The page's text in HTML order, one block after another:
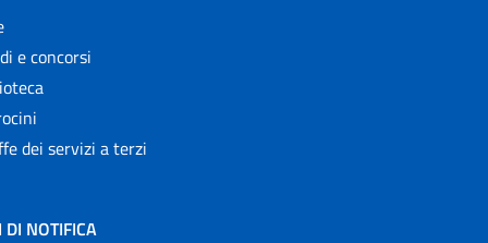
e concorsi
dei servizi a terzi
DI NOTIFICA